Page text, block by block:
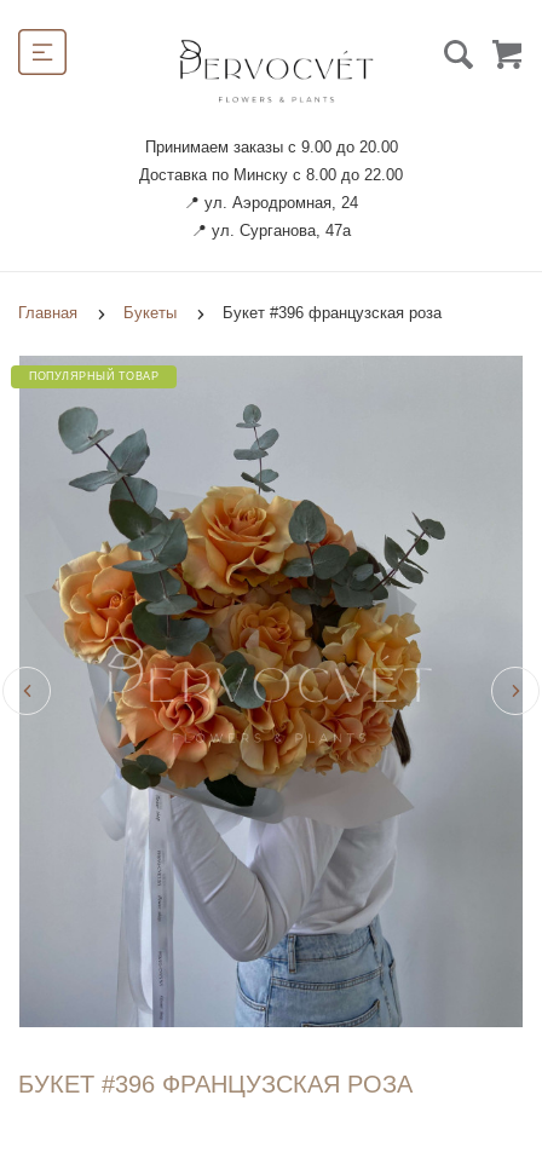
Принимаем заказы с 9.00 до 20.00
Доставка по Минску с 8.00 до 22.00
📍 ул. Аэродромная, 24
📍 ул. Сурганова, 47а
Главная Букеты Букет #396 французская роза
ПОПУЛЯРНЫЙ ТОВАР
БУКЕТ #396 ФРАНЦУЗСКАЯ РОЗА